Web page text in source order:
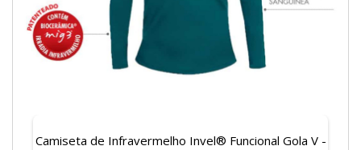
Camiseta de Infravermelho Invel® Funcional Gola V -